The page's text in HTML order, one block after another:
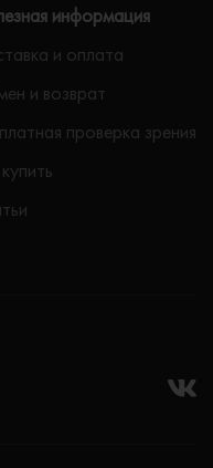
информация
и оплата
и возврат
проверка зрения